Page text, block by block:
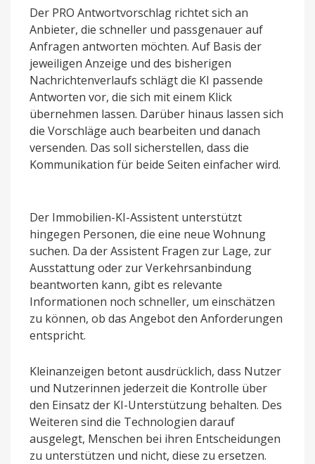
Der PRO Antwortvorschlag richtet sich an
Anbieter, die schneller und passgenauer auf
Anfragen antworten möchten. Auf Basis der
jeweiligen Anzeige und des bisherigen
Nachrichtenverlaufs schlägt die KI passende
Antworten vor, die sich mit einem Klick
übernehmen lassen. Darüber hinaus lassen sich
die Vorschläge auch bearbeiten und danach
versenden. Das soll sicherstellen, dass die
Kommunikation für beide Seiten einfacher wird.
Der Immobilien-KI-Assistent unterstützt
hingegen Personen, die eine neue Wohnung
suchen. Da der Assistent Fragen zur Lage, zur
Ausstattung oder zur Verkehrsanbindung
beantworten kann, gibt es relevante
Informationen noch schneller, um einschätzen
zu können, ob das Angebot den Anforderungen
entspricht.
Kleinanzeigen betont ausdrücklich, dass Nutzer
und Nutzerinnen jederzeit die Kontrolle über
den Einsatz der KI-Unterstützung behalten. Des
Weiteren sind die Technologien darauf
ausgelegt, Menschen bei ihren Entscheidungen
zu unterstützen und nicht, diese zu ersetzen.